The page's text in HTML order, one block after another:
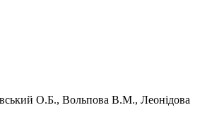
О.Б., Вольпова В.М., Леонідова